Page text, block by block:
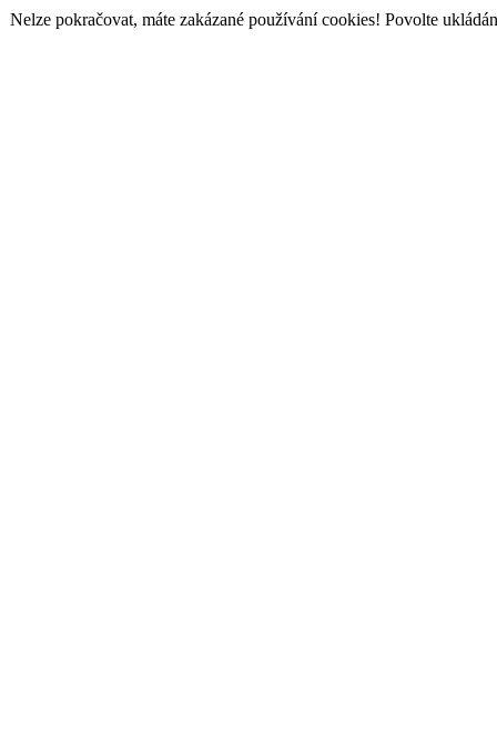
Nelze pokračovat, máte zakázané používání cookies! Povolte